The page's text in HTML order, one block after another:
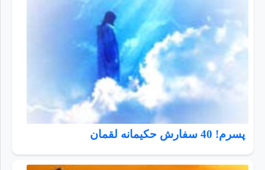
پسرم! 40 سفارش حکیمانه لقمان